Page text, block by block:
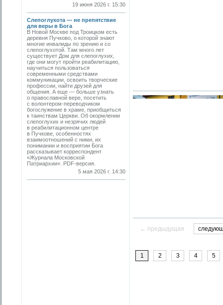
19 июня 2026 г. 15:30
Слепоглухота — не препятствие
для веры в Бога
В Новой Москве под Троицком есть
деревня Пучково, о которой знают
многие инвалиды по зрению и со
слепоглухотой. Там много лет
существует Дом для слепоглухих,
где они могут пройти реабилитацию,
научиться пользоваться
современными средствами
коммуникации, освоить творческие
профессии, найти друзей для
общения. А еще — больше узнать
о православной вере, посетить
с волонтером-переводчиком
богослужение в храме, приобщиться
к таинствам Церкви. Об окормлении
слепоглухих и незрячих людей
в реабилитационном центре
в Пучкове, особенностях
взаимоотношений с ними, их
понимании и восприятии Бога
рассказывает корреспондент
«Журнала Московской
Патриархии». PDF-версия.
5 мая 2026 г. 14:30
← предыдущая
1 2 3 4 5